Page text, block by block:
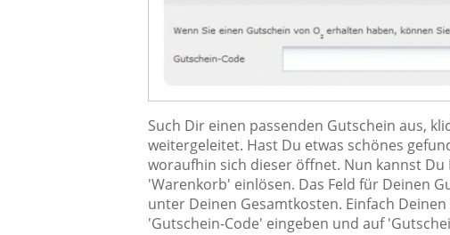
Such Dir einen passenden Gutschein aus,
weitergeleitet. Hast Du etwas schönes
woraufhin sich dieser öffnet. Nun kannst
'Warenkorb' einlösen. Das Feld für Deinen
unter Deinen Gesamtkosten. Einfach
'Gutschein-Code' eingeben und auf